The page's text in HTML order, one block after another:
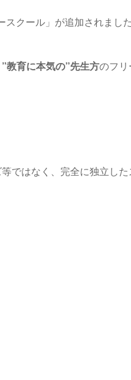
スクール」が追加されまし
”教育に本気の”先生方のフ
ではなく、完全に独立し